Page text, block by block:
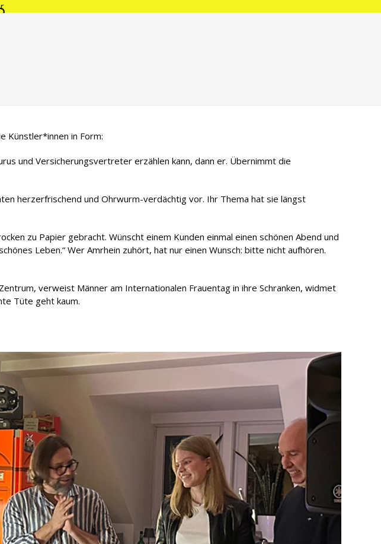
Künstler*innen in Form:
und Versicherungsvertreter erzählen kann, dann er. Übernimmt die
herzerfrischend und Ohrwurm-verdächtig vor. Ihr Thema hat sie längst
zu Papier gebracht. Wünscht einem Kunden einmal einen schönen Abend und
Leben.“ Wer Amrhein zuhört, hat nur einen Wunsch: bitte nicht aufhören.
verweist Männer am Internationalen Frauentag in ihre Schranken, widmet
Tüte geht kaum.